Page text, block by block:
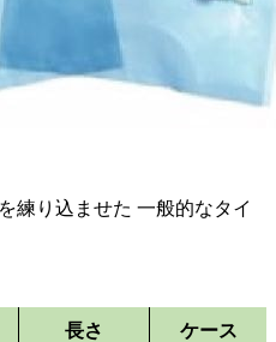
練り込ませた 一般的なタイ
長さ ケース